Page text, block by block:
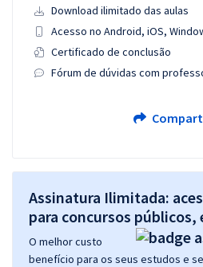
Download ilimitado das aulas
Acesso no Android, iOS,
Certificado de conclusão
Fórum de dúvidas com
Assinatura Ilimitada:
para concursos públicos,
O melhor custo
benefício para os seus estudos e